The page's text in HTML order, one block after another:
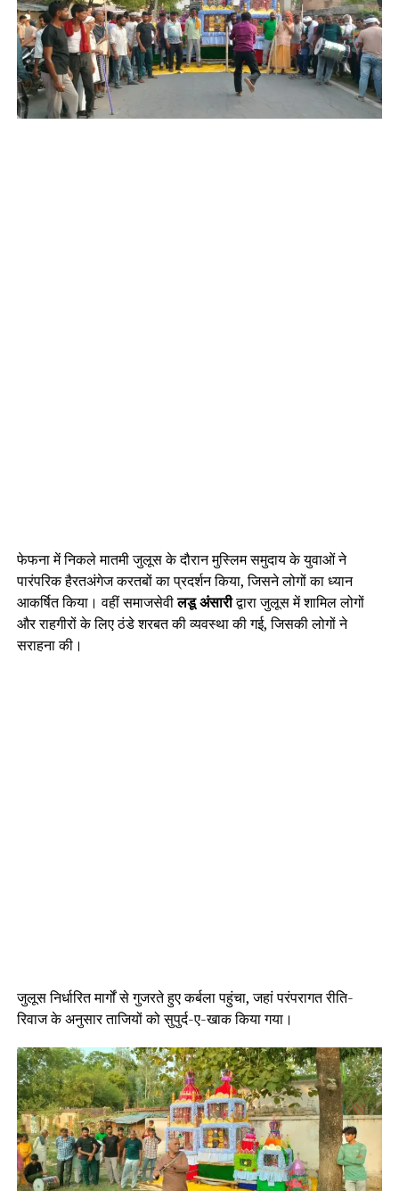
फेफना में निकले मातमी जुलूस के दौरान मुस्लिम समुदाय के युवाओं ने
पारंपरिक हैरतअंगेज करतबों का प्रदर्शन किया, जिसने लोगों का ध्यान
आकर्षित किया। वहीं समाजसेवीलडू अंसारीद्वारा जुलूस में शामिल लोगों
और राहगीरों के लिए ठंडे शरबत की व्यवस्था की गई, जिसकी लोगों ने
सराहना की।
जुलूस निर्धारित मार्गों से गुजरते हुए कर्बला पहुंचा, जहां परंपरागत रीति-
रिवाज के अनुसार ताजियों को सुपुर्द-ए-खाक किया गया।